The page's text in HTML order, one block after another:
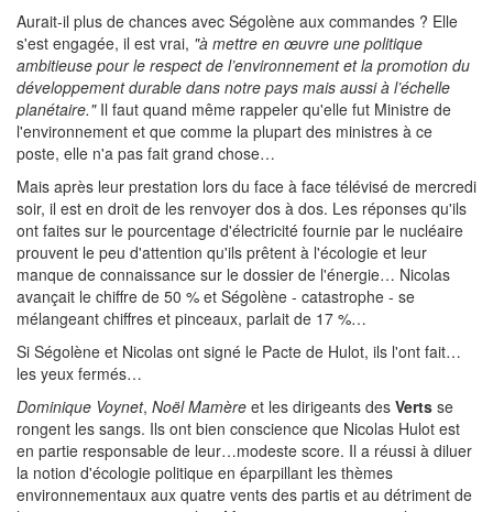
Aurait-il plus de chances avec Ségolène aux commandes ? Elle
s'est engagée, il est vrai, "à mettre en œuvre une politique
ambitieuse pour le respect de l’environnement et la promotion du
développement durable dans notre pays mais aussi à l’échelle
planétaire."Il faut quand même rappeler qu'elle fut Ministre de
l'environnement et que comme la plupart des ministres à ce
poste, elle n'a pas fait grand chose…
Mais après leur prestation lors du face à face télévisé de mercredi
soir, il est en droit de les renvoyer dos à dos. Les réponses qu'ils
ont faites sur le pourcentage d'électricité fournie par le nucléaire
prouvent le peu d'attention qu'ils prêtent à l'écologie et leur
manque de connaissance sur le dossier de l'énergie… Nicolas
avançait le chiffre de 50 % et Ségolène - catastrophe - se
mélangeant chiffres et pinceaux, parlait de 17 %…
Si Ségolène et Nicolas ont signé le Pacte de Hulot, ils l'ont fait…
les yeux fermés…
Dominique Voynet, Noël Mamère et les dirigeants des Verts se
rongent les sangs. Ils ont bien conscience que Nicolas Hulot est
en partie responsable de leur…modeste score. Il a réussi à diluer
la notion d'écologie politique en éparpillant les thèmes
environnementaux aux quatre vents des partis et au détriment de